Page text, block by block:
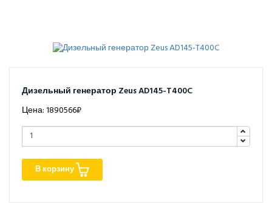
Дизельный генератор Zeus AD145-T400C
Цена: 1890566₽
В корзину